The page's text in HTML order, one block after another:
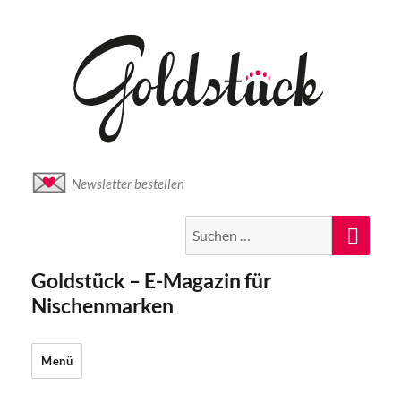
Newsletter bestellen
nach:
Goldstück – E-Magazin für
Nischenmarken
Menü